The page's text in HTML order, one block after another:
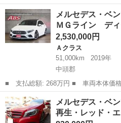
スポーツ ホワイト W176 1.6L カラー
沖縄 うるま市 Ａクラス
メルセデス・ベ
ＭＧライン デ
2,530,000円
Ａクラス
51,000km
2019年
中頭郡
■ 支払総額: 268万円 ■ 車両本体価格： 2,530,000 円 ■ メーカー
名： メルセデス・ベンツ ■ 車種
名： Ａ２００ｄ ＡＭＧライン デ
パナメリカーナ...
沖縄 中頭郡 Ａクラス
メルセデス・ベ
再生・レッド・